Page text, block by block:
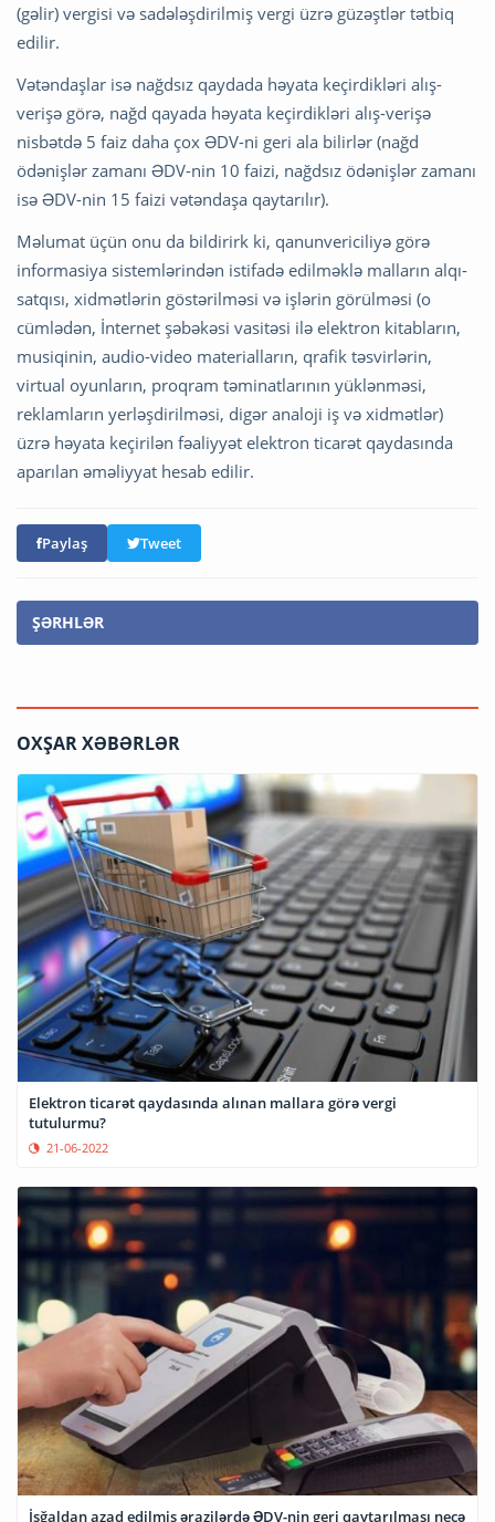
(gəlir) vergisi və sadələşdirilmiş vergi üzrə güzəştlər tətbiq
edilir.
Vətəndaşlar isə nağdsız qaydada həyata keçirdikləri alış-
verişə görə, nağd qayada həyata keçirdikləri alış-verişə
nisbətdə 5 faiz daha çox ƏDV-ni geri ala bilirlər (nağd
ödənişlər zamanı ƏDV-nin 10 faizi, nağdsız ödənişlər zamanı
isə ƏDV-nin 15 faizi vətəndaşa qaytarılır).
Məlumat üçün onu da bildirirk ki, qanunvericiliyə görə
informasiya sistemlərindən istifadə edilməklə malların alqı-
satqısı, xidmətlərin göstərilməsi və işlərin görülməsi (o
cümlədən, İnternet şəbəkəsi vasitəsi ilə elektron kitabların,
musiqinin, audio-video materialların, qrafik təsvirlərin,
virtual oyunların, proqram təminatlarının yüklənməsi,
reklamların yerləşdirilməsi, digər analoji iş və xidmətlər)
üzrə həyata keçirilən fəaliyyət elektron ticarət qaydasında
aparılan əməliyyat hesab edilir.
Paylaş Tweet
ŞƏRHLƏR
OXŞAR XƏBƏRLƏR
Elektron ticarət qaydasında alınan mallara görə vergi
tutulurmu?
21-06-2022
İşğaldan azad edilmiş ərazilərdə ƏDV-nin geri qaytarılması necə